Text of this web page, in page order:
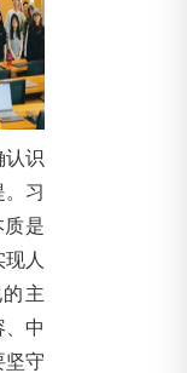
认识
习
是
人
主
中
坚守